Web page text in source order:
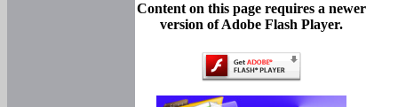
Content on this page requires a newer
version of Adobe Flash Player.